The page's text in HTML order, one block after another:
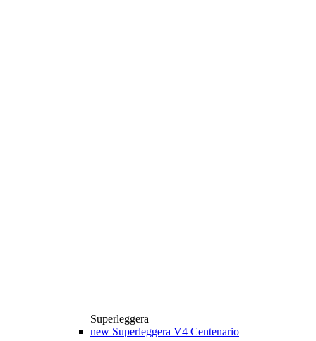
Superleggera
new Superleggera V4 Centenario